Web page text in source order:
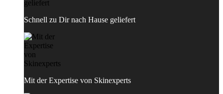
Schnell zu Dir nach Hause geliefert
Mit der Expertise von Skinexperts